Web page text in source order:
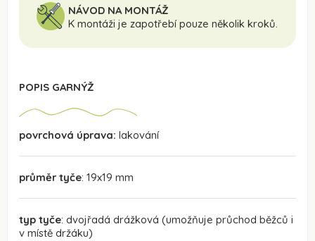
NÁVOD NA MONTÁŽ
K montáži je zapotřebí pouze několik kroků.
POPIS GARNÝŽ
povrchová úprava: lakování
průměr tyče: 19x19 mm
typ tyče: dvojřadá drážková (umožňuje průchod běžců i
v místě držáku)